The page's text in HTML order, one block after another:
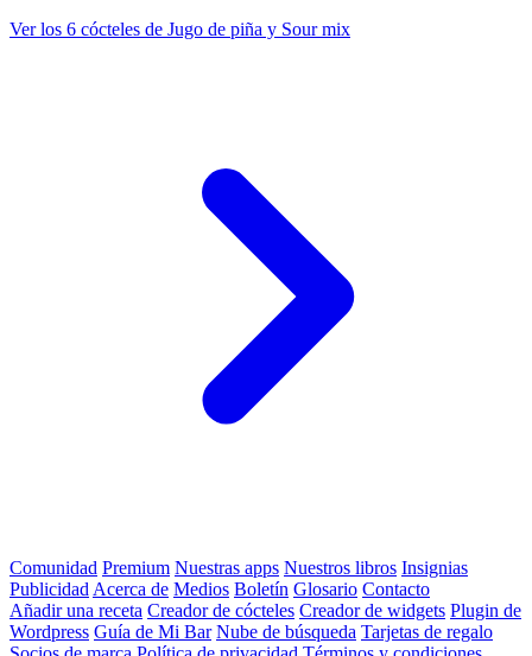
Ver los 6 cócteles de Jugo de piña y Sour mix
Comunidad Premium Nuestras apps Nuestros libros Insignias
Publicidad Acerca de Medios Boletín Glosario Contacto
Añadir una receta Creador de cócteles Creador de widgets Plugin de
Wordpress Guía de Mi Bar Nube de búsqueda Tarjetas de regalo